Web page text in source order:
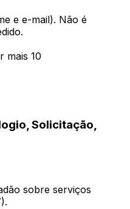
e e-mail). Não é
mais 10
Solicitação,
sobre serviços